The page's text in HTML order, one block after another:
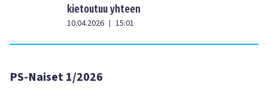
kietoutuu yhteen
10.04.2026 | 15:01
PS-Naiset 1/2026